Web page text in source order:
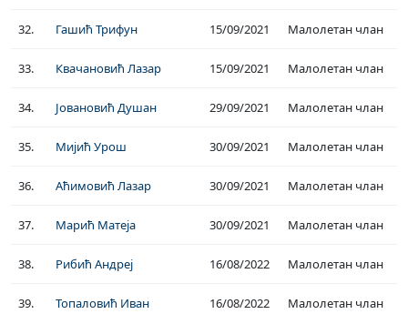
32. Гашић Трифун 15/09/2021 Малолетан члан
33. Квачановић Лазар 15/09/2021 Малолетан члан
34. Јовановић Душан 29/09/2021 Малолетан члан
35. Мијић Урош 30/09/2021 Малолетан члан
36. Аћимовић Лазар 30/09/2021 Малолетан члан
37. Марић Матеја 30/09/2021 Малолетан члан
38. Рибић Андреј 16/08/2022 Малолетан члан
39. Топаловић Иван 16/08/2022 Малолетан члан